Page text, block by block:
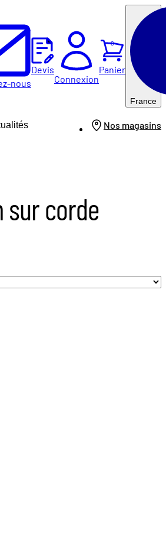
nous
Devis
Connexion
Panier
0
France
Nos magasins
sur corde